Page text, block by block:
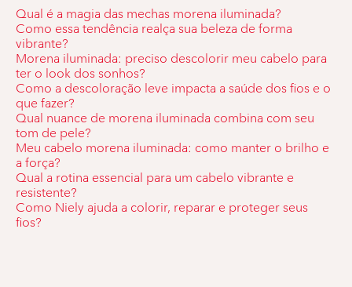
Qual é a magia das mechas morena iluminada?
Como essa tendência realça sua beleza de forma
vibrante?
Morena iluminada: preciso descolorir meu cabelo para
ter o look dos sonhos?
Como a descoloração leve impacta a saúde dos fios e o
que fazer?
Qual nuance de morena iluminada combina com seu
tom de pele?
Meu cabelo morena iluminada: como manter o brilho e
a força?
Qual a rotina essencial para um cabelo vibrante e
resistente?
Como Niely ajuda a colorir, reparar e proteger seus
fios?